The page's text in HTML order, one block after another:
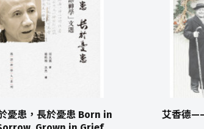
憂患，長於憂患 Born in
艾香德